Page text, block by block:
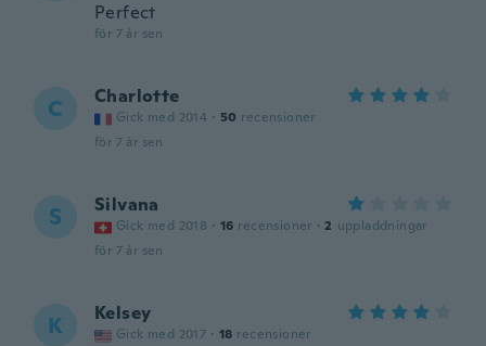
Perfect
för 7 år sen
C Charlotte
Gick med 2014 · 50 recensioner
för 7 år sen
S Silvana
Gick med 2018 · 16 recensioner · 2 uppladdningar
för 7 år sen
K Kelsey
Gick med 2017 · 18 recensioner